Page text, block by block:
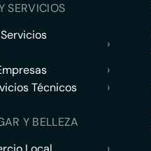
SERVICIOS
›
›
Técnicos
›
Y BELLEZA